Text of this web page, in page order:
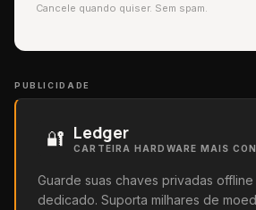
Cancele quando quiser. Sem spam.
PUBLICIDADE
🔐 Ledger
Guarde suas chaves privadas
dedicado. Suporta milhares de